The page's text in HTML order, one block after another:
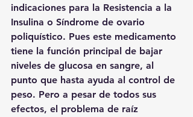
indicaciones para la Resistencia a la
Insulina o Síndrome de ovario
poliquístico. Pues este medicamento
tiene la función principal de bajar
niveles de glucosa en sangre, al
punto que hasta ayuda al control de
peso. Pero a pesar de todos sus
efectos, el problema de raíz